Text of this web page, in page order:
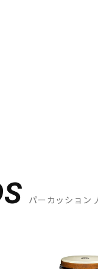
パーカッション